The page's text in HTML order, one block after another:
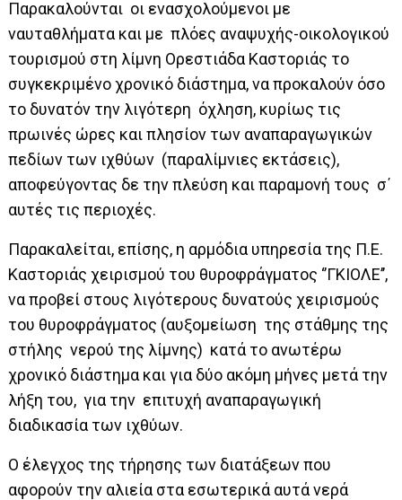
Παρακαλούνται οι ενασχολούμενοι με
ναυταθλήματα και με πλόες αναψυχής-οικολογικού
τουρισμού στη λίμνη Ορεστιάδα Καστοριάς το
συγκεκριμένο χρονικό διάστημα, να προκαλούν όσο
το δυνατόν την λιγότερη όχληση, κυρίως τις
πρωινές ώρες και πλησίον των αναπαραγωγικών
πεδίων των ιχθύων (παραλίμνιες εκτάσεις),
αποφεύγοντας δε την πλεύση και παραμονή τους σ΄
αυτές τις περιοχές.
Παρακαλείται, επίσης, η αρμόδια υπηρεσία της Π.Ε.
Καστοριάς χειρισμού του θυροφράγματος ‘’ΓΚΙΟΛΕ’’,
να προβεί στους λιγότερους δυνατούς χειρισμούς
του θυροφράγματος (αυξομείωση της στάθμης της
στήλης νερού της λίμνης) κατά το ανωτέρω
χρονικό διάστημα και για δύο ακόμη μήνες μετά την
λήξη του, για την επιτυχή αναπαραγωγική
διαδικασία των ιχθύων.
Ο έλεγχος της τήρησης των διατάξεων που
αφορούν την αλιεία στα εσωτερικά αυτά νερά